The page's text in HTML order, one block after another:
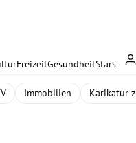
FreizeitGesundheitStars
Immobilien Karikatur